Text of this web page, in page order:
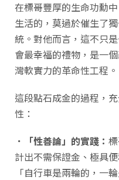
在標哥豐厚的生命功勳
生活的，莫過於催生了
統。對他而言，這不只
會最幸福的禮物，是一
灣軟實力的革命性工程。
這段點石成金的過程，
性：
．「性善論」的實踐：
計出不需保證金、極具
「自行車是兩輪的，一